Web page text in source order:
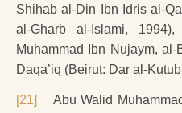
Shihab al-Din Ibn Idris al-
al-Gharb al-Islami,
Muhammad Ibn Nujaym,
Daqa’iq (Beirut: Dar al-
[21]
Abu Walid